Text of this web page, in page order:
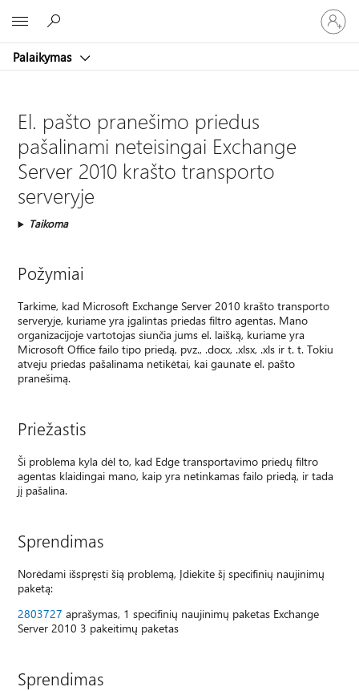
Palaikymas
prie
paskyros
El. pašto pranešimo priedus
pašalinami neteisingai Exchange
Server 2010 krašto transporto
serveryje
Taikoma
Požymiai
Tarkime, kad Microsoft Exchange Server 2010 krašto transporto
serveryje, kuriame yra įgalintas priedas filtro agentas. Mano
organizacijoje vartotojas siunčia jums el. laišką, kuriame yra
Microsoft Office failo tipo priedą, pvz., .docx, .xlsx, .xls ir t. t. Tokiu
atveju priedas pašalinama netikėtai, kai gaunate el. pašto
pranešimą.
Priežastis
Ši problema kyla dėl to, kad Edge transportavimo priedų filtro
agentas klaidingai mano, kaip yra netinkamas failo priedą, ir tada
jį pašalina.
Sprendimas
Norėdami išspręsti šią problemą, Įdiekite šį specifinių naujinimų
paketą:
2803727 aprašymas, 1 specifinių naujinimų paketas Exchange
Server 2010 3 pakeitimų paketas
Sprendimas